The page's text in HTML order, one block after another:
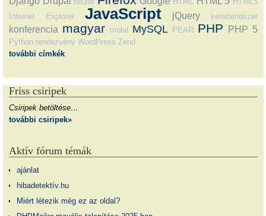
Internet Explorer
JavaScript jQuery keretrendszer
konferencia magyar mobil MySQL PEAR PHP PHP 5
Python rendezvény WordPress Zend
további címkék
Friss csiripek
Csiripek betöltése…
további csiripek»
Aktív fórum témák
ajánlat
hibadetektív.hu
Miért létezik még ez az oldal?